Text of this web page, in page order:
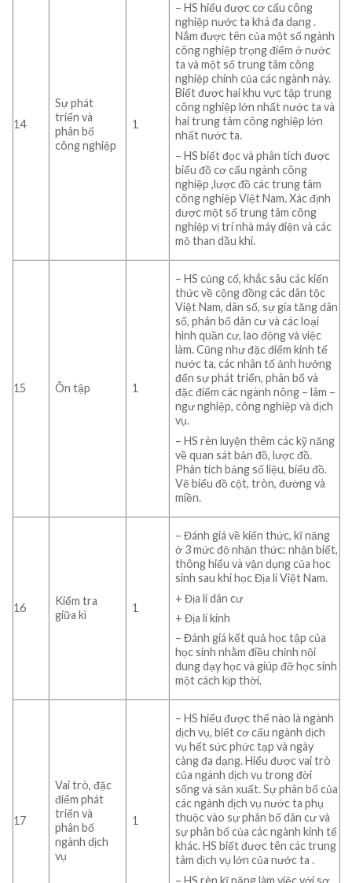
14
Sự phát
triển và
phân bố
công nghiệp
1
– HS hiểu được cơ cấu công
nghiệp nước ta khá đa dạng .
Nắm được tên của một số ngành
công nghiệp trọng điểm ở nước
ta và một số trung tâm công
nghiệp chính của các ngành này.
Biết được hai khu vực tập trung
công nghiệp lớn nhất nước ta và
hai trung tâm công nghiệp lớn
nhất nước ta.
– HS biết đọc và phân tích được
biểu đồ cơ cấu ngành công
nghiệp ,lược đồ các trung tâm
công nghiệp Việt Nam.Xác định
được một số trung tâm công
nghiệp vị trí nhà máy điện và các
mỏ than dầu khí.
15 Ôn tập 1
– HS củng cố, khắc sâu các kiến
thức về cộng đồng các dân tộc
Việt Nam, dân số, sự gia tăng dân
số, phân bố dân cư và các loại
hình quần cư, lao động và việc
làm. Cũng như đặc điểm kinh tế
nước ta, các nhân tố ảnh hưởng
đến sự phát triển, phân bố và
đặc điểm các ngành nông – lâm –
ngư nghiệp, công nghiệp và dịch
vụ.
– HS rèn luyện thêm các kỹ năng
về quan sát bản đồ, lược đồ.
Phân tích bảng số liệu, biểu đồ.
Vẽ biểu đồ cột, tròn, đường và
miền.
16
Kiểm tra
giữa kì
1
– Đánh giá về kiến thức, kĩ năng
ở 3 mức độ nhận thức: nhận biết,
thông hiểu và vận dụng của học
sinh sau khi học Địa lí Việt Nam.
+ Địa lí dân cư
+ Địa lí kinh
– Đánh giá kết quả học tập của
học sinh nhằm điều chỉnh nội
dung dạy học và giúp đỡ học sinh
một cách kịp thời.
17
Vai trò, đặc
điểm phát
triển và
phân bố
ngành dịch
vụ
1
– HS hiểu được thế nào là ngành
dịch vụ, biết cơ cấu ngành dịch
vụ hết sức phức tạp và ngày
càng đa dạng. Hiểu được vai trò
của ngành dịch vụ trong đời
sống và sản xuất. Sự phân bố của
các ngành dịch vụ nước ta phụ
thuộc vào sự phân bố dân cư và
sự phân bố của các ngành kinh tế
khác. HS biết được tên các trung
tâm dịch vụ lớn của nước ta .
– HS rèn kĩ năng làm việc với sơ